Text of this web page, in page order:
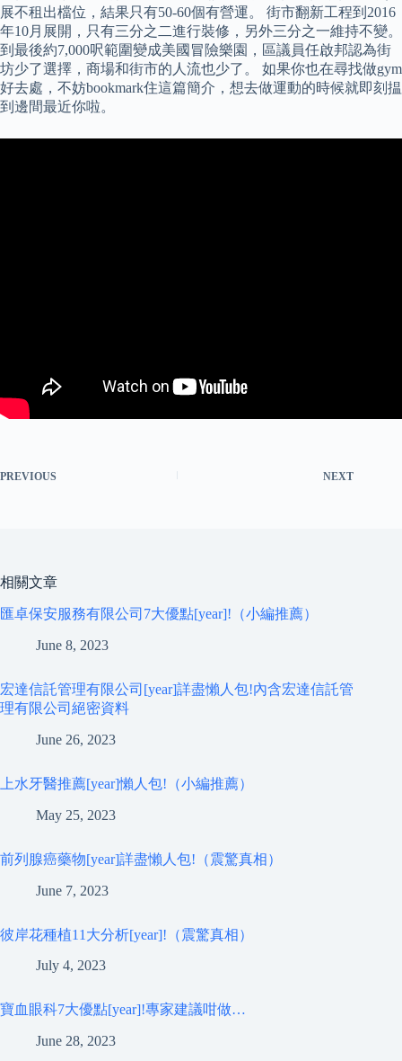
展不租出檔位，結果只有50-60個有營運。 街市翻新工程到2016
年10月展開，只有三分之二進行裝修，另外三分之一維持不變。
到最後約7,000呎範圍變成美國冒險樂園，區議員任啟邦認為街
坊少了選擇，商場和街市的人流也少了。 如果你也在尋找做gym
好去處，不妨bookmark住這篇簡介，想去做運動的時候就即刻揾
到邊間最近你啦。
PREVIOUS NEXT
相關文章
匯卓保安服務有限公司7大優點[year]!（小編推薦）
June 8, 2023
宏達信託管理有限公司[year]詳盡懶人包!內含宏達信託管
理有限公司絕密資料
June 26, 2023
上水牙醫推薦[year]懶人包!（小編推薦）
May 25, 2023
前列腺癌藥物[year]詳盡懶人包!（震驚真相）
June 7, 2023
彼岸花種植11大分析[year]!（震驚真相）
July 4, 2023
寶血眼科7大優點[year]!專家建議咁做…
June 28, 2023